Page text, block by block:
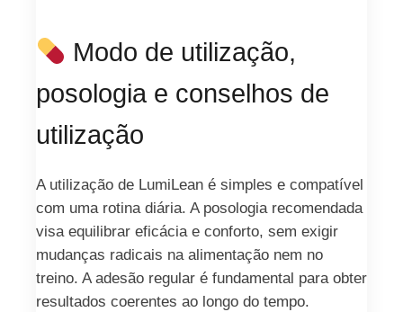
Modo de utilização,
posologia e conselhos de
utilização
A utilização de LumiLean é simples e compatível
com uma rotina diária. A posologia recomendada
visa equilibrar eficácia e conforto, sem exigir
mudanças radicais na alimentação nem no
treino. A adesão regular é fundamental para obter
resultados coerentes ao longo do tempo.